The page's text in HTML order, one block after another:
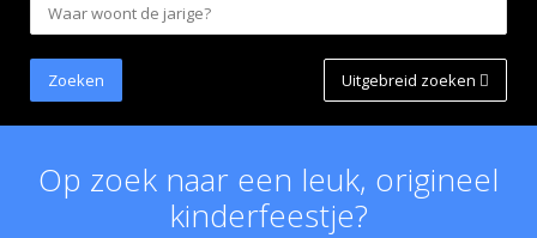
Uitgebreid zoeken
Op zoek naar een leuk, origineel
kinderfeestje?